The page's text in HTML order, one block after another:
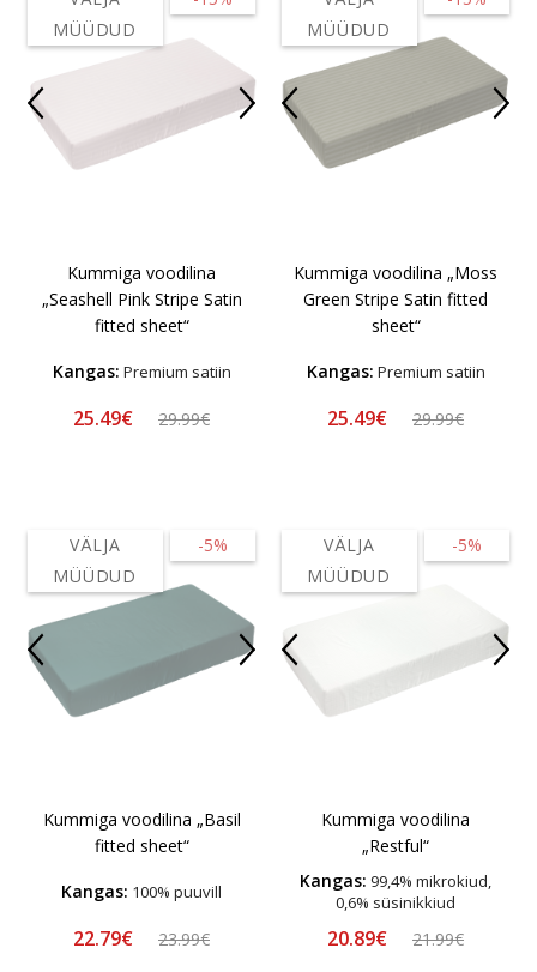
MÜÜDUD
Kummiga voodilina
„Seashell Pink Stripe Satin
fitted sheet“
Kangas: Premium satiin
25.49€ 29.99€
MÜÜDUD
Kummiga voodilina „Moss
Green Stripe Satin fitted
sheet“
Kangas: Premium satiin
25.49€ 29.99€
-5%
VÄLJA
MÜÜDUD
Kummiga voodilina „Basil
fitted sheet“
Kangas: 100% puuvill
22.79€ 23.99€
-5%
VÄLJA
MÜÜDUD
Kummiga voodilina
„Restful“
Kangas: 99,4% mikrokiud,
0,6% süsinikkiud
20.89€ 21.99€